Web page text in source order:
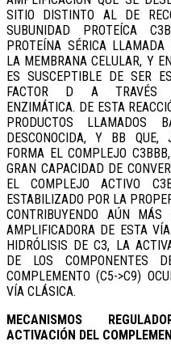
SITIO DISTINTO AL DE
SUBUNIDAD PROTEÍCA
PROTEÍNA SÉRICA LLAMADA
LA MEMBRANA CELULAR, Y
ES SUSCEPTIBLE DE SER
FACTOR D A TRAVÉS
ENZIMÁTICA. DE ESTA
PRODUCTOS LLAMADOS
DESCONOCIDA, Y BB QUE,
FORMA EL COMPLEJO
GRAN CAPACIDAD DE
EL COMPLEJO ACTIVO
ESTABILIZADO POR LA
CONTRIBUYENDO AÚN
AMPLIFICADORA DE ESTA
HIDRÓLISIS DE C3, LA
DE LOS COMPONENTES
COMPLEMENTO (C5->C9)
VÍA CLÁSICA.
MECANISMOS
ACTIVACIÓN DEL